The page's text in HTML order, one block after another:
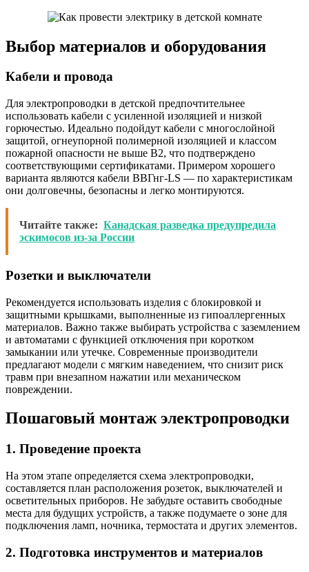
Выбор материалов и оборудования
Кабели и провода
Для электропроводки в детской предпочтительнее
использовать кабели с усиленной изоляцией и низкой
горючестью. Идеально подойдут кабели с многослойной
защитой, огнеупорной полимерной изоляцией и классом
пожарной опасности не выше В2, что подтверждено
соответствующими сертификатами. Примером хорошего
варианта являются кабели ВВГнг-LS — по характеристикам
они долговечны, безопасны и легко монтируются.
Читайте также: Канадская разведка предупредила
эскимосов из-за России
Розетки и выключатели
Рекомендуется использовать изделия с блокировкой и
защитными крышками, выполненные из гипоаллергенных
материалов. Важно также выбирать устройства с заземлением
и автоматами с функцией отключения при коротком
замыкании или утечке. Современные производители
предлагают модели с мягким наведением, что снизит риск
травм при внезапном нажатии или механическом
повреждении.
Пошаговый монтаж электропроводки
1. Проведение проекта
На этом этапе определяется схема электропроводки,
составляется план расположения розеток, выключателей и
осветительных приборов. Не забудьте оставить свободные
места для будущих устройств, а также подумаете о зоне для
подключения ламп, ночника, термостата и других элементов.
2. Подготовка инструментов и материалов